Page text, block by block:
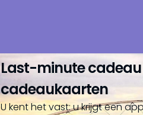
Last-minute cadeau
cadeaukaarten
U kent het vast: u krijgt een